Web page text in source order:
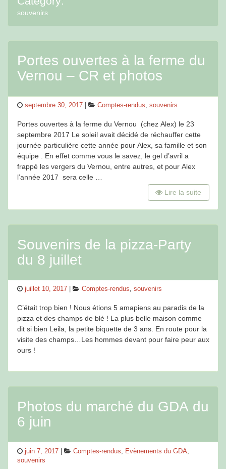
souvenirs
Portes ouvertes à la ferme du
Vernou – CR et photos
Posted
septembre 30, 2017 Categories
Comptes-rendus, souvenirs
Portes ouvertes à la ferme du Vernou (chez Alex) le 23
septembre 2017 Le soleil avait décidé de réchauffer cette
journée particulière cette année pour Alex, sa famille et son
équipe . En effet comme vous le savez, le gel d’avril a
frappé les vergers du Vernou, entre autres, et pour Alex
l’année 2017 sera celle …
Lire la suite
Souvenirs de la pizza-Party
du 8 juillet
Posted
juillet 10, 2017 Categories
Comptes-rendus, souvenirs
C’était trop bien ! Nous étions 5 amapiens au paradis de la
pizza et des champs de blé ! La plus belle maison comme
dit si bien Leila, la petite biquette de 3 ans. En route pour la
visite des champs…Les hommes devant pour faire peur aux
ours !
Photos du marché du GDA du
6 juin
Posted
on
juin 7, 2017 Categories
Comptes-rendus, Evènements du GDA,
souvenirs